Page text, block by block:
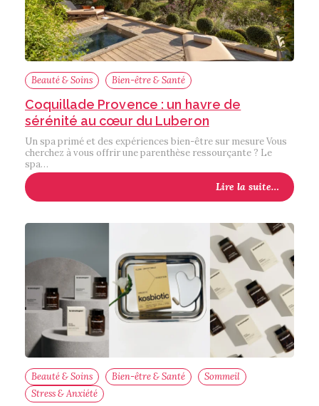
Beauté & Soins Bien-être & Santé
Coquillade Provence : un havre de
sérénité au cœur du Luberon
Un spa primé et des expériences bien-être sur mesure Vous
cherchez à vous offrir une parenthèse ressourçante ? Le
spa…
Lire la suite…
Beauté & Soins Bien-être & Santé
Sommeil
Stress & Anxiété